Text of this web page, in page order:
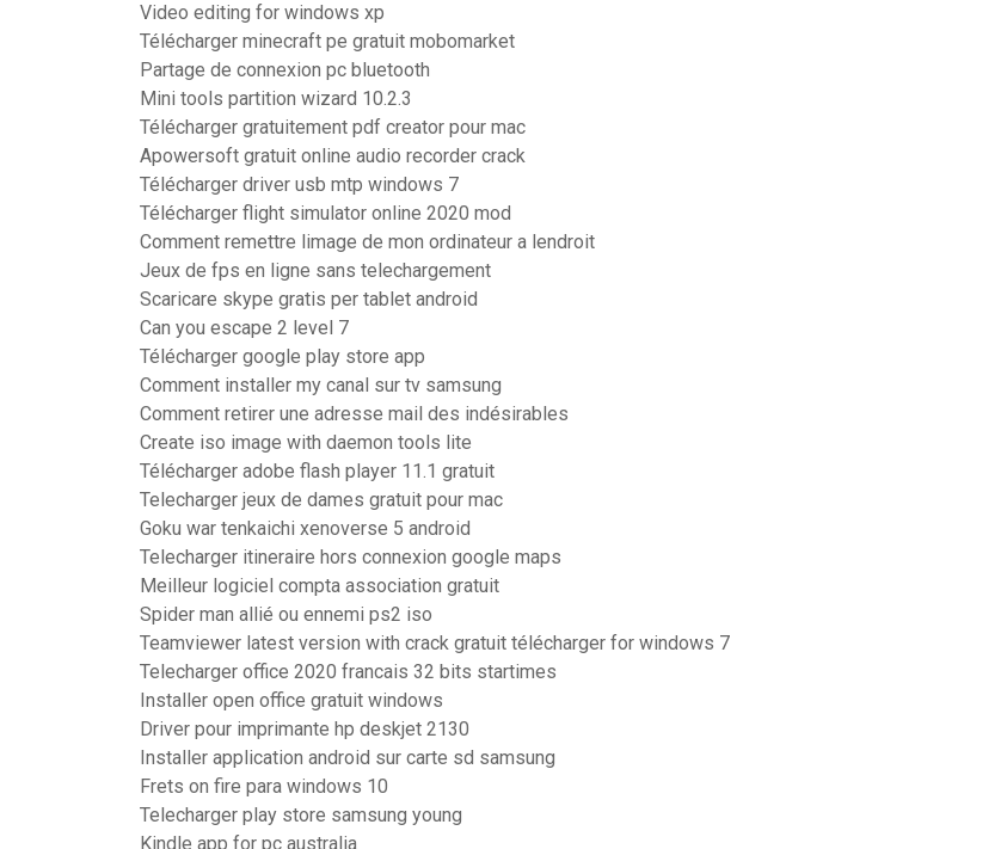
Video editing for windows xp
Télécharger minecraft pe gratuit mobomarket
Partage de connexion pc bluetooth
Mini tools partition wizard 10.2.3
Télécharger gratuitement pdf creator pour mac
Apowersoft gratuit online audio recorder crack
Télécharger driver usb mtp windows 7
Télécharger flight simulator online 2020 mod
Comment remettre limage de mon ordinateur a lendroit
Jeux de fps en ligne sans telechargement
Scaricare skype gratis per tablet android
Can you escape 2 level 7
Télécharger google play store app
Comment installer my canal sur tv samsung
Comment retirer une adresse mail des indésirables
Create iso image with daemon tools lite
Télécharger adobe flash player 11.1 gratuit
Telecharger jeux de dames gratuit pour mac
Goku war tenkaichi xenoverse 5 android
Telecharger itineraire hors connexion google maps
Meilleur logiciel compta association gratuit
Spider man allié ou ennemi ps2 iso
Teamviewer latest version with crack gratuit télécharger for windows 7
Telecharger office 2020 francais 32 bits startimes
Installer open office gratuit windows
Driver pour imprimante hp deskjet 2130
Installer application android sur carte sd samsung
Frets on fire para windows 10
Telecharger play store samsung young
Kindle app for pc australia